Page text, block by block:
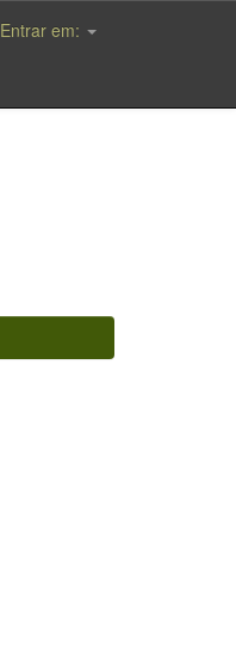
Entrar em: